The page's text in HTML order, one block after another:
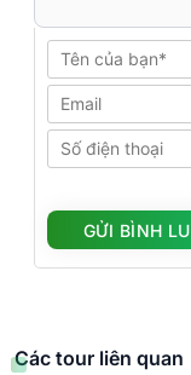
Các tour liên quan